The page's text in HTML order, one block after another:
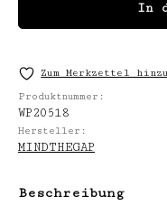
In
Zum Merkzettel
Produktnummer:
WP20518
Hersteller:
MINDTHEGAP
Beschreibung